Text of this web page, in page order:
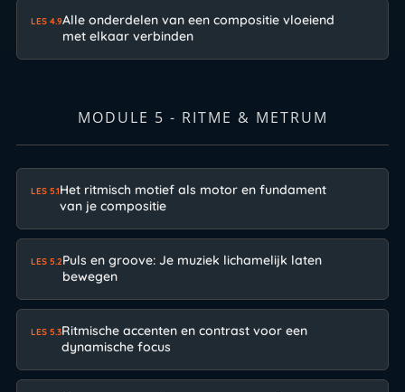
LES 4.9Alle onderdelen van een compositie vloeiend
met elkaar verbinden
MODULE 5 - RITME & METRUM
LES 5.1Het ritmisch motief als motor en fundament
van je compositie
LES 5.2Puls en groove: Je muziek lichamelijk laten
bewegen
LES 5.3Ritmische accenten en contrast voor een
dynamische focus